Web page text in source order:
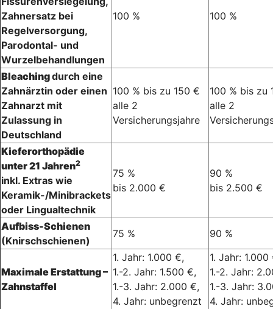
Zahnersatz bei
Regelversorgung,
Parodontal- und
Wurzelbehandlungen
100 % 100 %
Bleachingdurch eine
Zahnärztin oder einen
Zahnarzt mit
Zulassung in
Deutschland
100 % bis zu 150 €
alle 2
Versicherungsjahre
100 % bis zu
alle 2
Kieferorthopädie
unter 21 Jahren2
inkl. Extras wie
Keramik-/Minibrackets
oder Lingualtechnik
75 %
bis 2.000 €
90 %
bis 2.500 €
Aufbiss-Schienen
(Knirschschienen)
75 % 90 %
Maximale Erstattung –
Zahnstaffel
1. Jahr: 1.000 €,
1.-2. Jahr: 1.500 €,
1.-3. Jahr: 2.000 €,
4. Jahr: unbegrenzt
1. Jahr: 1.000
1.-2. Jahr:
1.-3. Jahr:
4. Jahr: